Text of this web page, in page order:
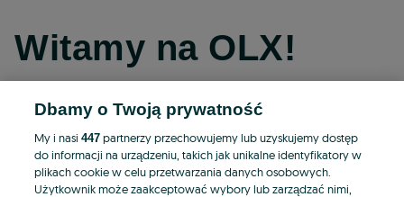
Witamy na OLX!
Kontynuuj przez Facebooka
Kontynuuj przez konto Apple
Dbamy o Twoją prywatność
My i nasi447 partnerzy przechowujemy lub uzyskujemy dostęp
do informacji na urządzeniu, takich jak unikalne identyfikatory w
plikach cookie w celu przetwarzania danych osobowych.
Użytkownik może zaakceptować wybory lub zarządzać nimi,